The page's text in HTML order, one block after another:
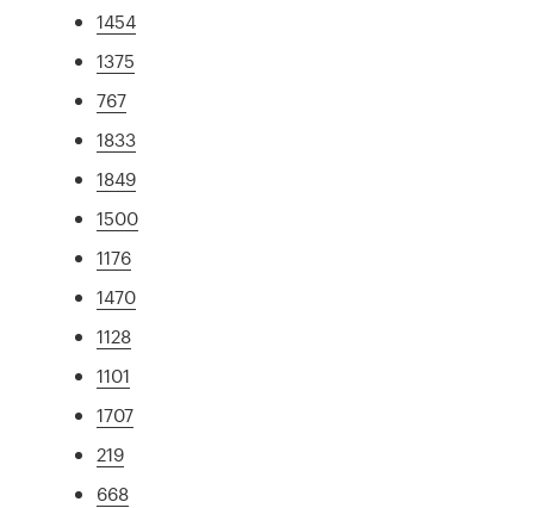
1454
1375
767
1833
1849
1500
1176
1470
1128
1101
1707
219
668